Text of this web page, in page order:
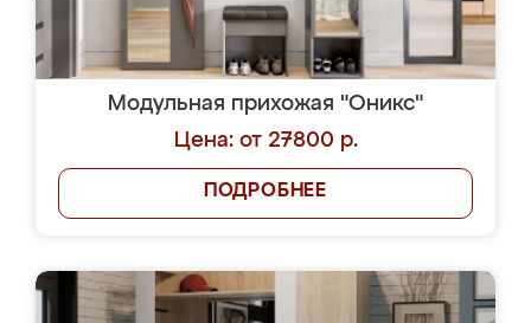
Модульная прихожая "Оникс"
Цена: от 27800 р.
ПОДРОБНЕЕ